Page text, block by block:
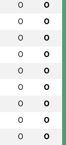
0 0
0 0
0 0
0 0
0 0
0 0
0 0
0 0
0 0